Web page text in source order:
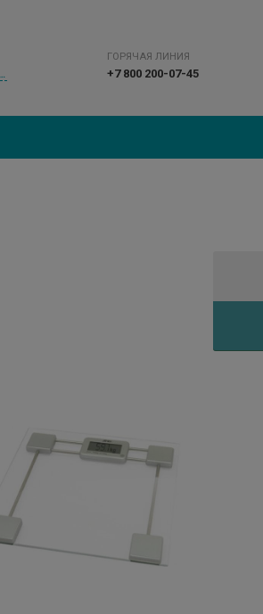
ВЫБЕРИТЕ ГОРОД ИЛИ НАСЕЛЕННЫЙ ПУНКТ
ГОРЯЧАЯ ЛИНИЯ
+7 800 200-07-45